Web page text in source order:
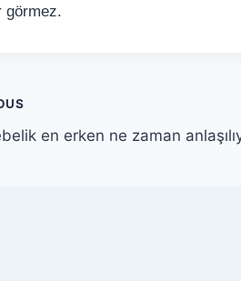
görmez.
en erken ne zaman